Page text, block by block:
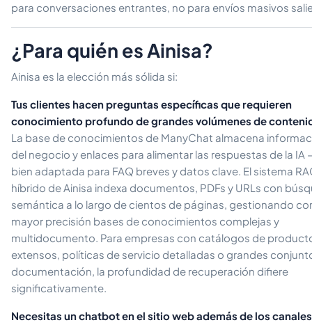
para conversaciones entrantes, no para envíos masivos
¿Para quién es Ainisa?
Ainisa es la elección más sólida si:
Tus clientes hacen preguntas específicas que requieren
conocimiento profundo de grandes volúmenes de
La base de conocimientos de ManyChat almacena
del negocio y enlaces para alimentar las respuestas de la IA
bien adaptada para FAQ breves y datos clave. El sistema
híbrido de Ainisa indexa documentos, PDFs y URLs con
semántica a lo largo de cientos de páginas, gestionando
mayor precisión bases de conocimientos complejas y
multidocumento. Para empresas con catálogos de
extensos, políticas de servicio detalladas o grandes
documentación, la profundidad de recuperación difiere
significativamente.
Necesitas un chatbot en el sitio web además de los